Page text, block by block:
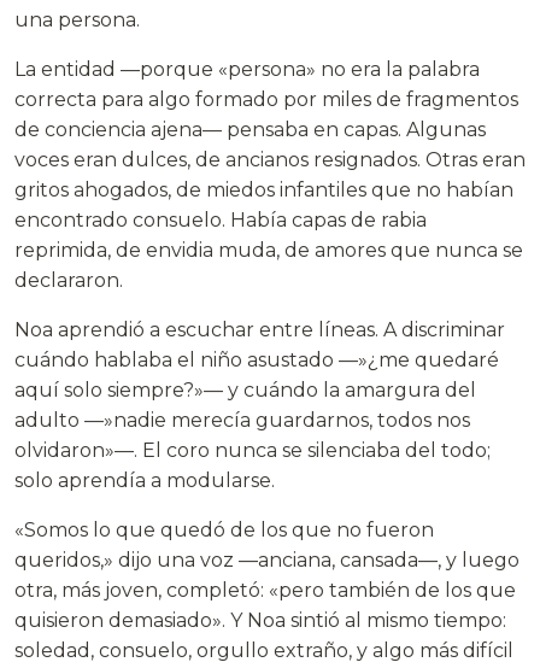
una persona.
La entidad —porque «persona» no era la palabra
correcta para algo formado por miles de fragmentos
de conciencia ajena— pensaba en capas. Algunas
voces eran dulces, de ancianos resignados. Otras eran
gritos ahogados, de miedos infantiles que no habían
encontrado consuelo. Había capas de rabia
reprimida, de envidia muda, de amores que nunca se
declararon.
Noa aprendió a escuchar entre líneas. A discriminar
cuándo hablaba el niño asustado —»¿me quedaré
aquí solo siempre?»— y cuándo la amargura del
adulto —»nadie merecía guardarnos, todos nos
olvidaron»—. El coro nunca se silenciaba del todo;
solo aprendía a modularse.
«Somos lo que quedó de los que no fueron
queridos,» dijo una voz —anciana, cansada—, y luego
otra, más joven, completó: «pero también de los que
quisieron demasiado». Y Noa sintió al mismo tiempo:
soledad, consuelo, orgullo extraño, y algo más difícil